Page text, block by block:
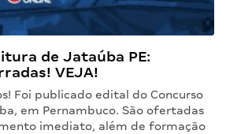
de Jataúba PE:
VEJA!
Foi publicado edital do Concurso
em Pernambuco. São ofertadas
imediato, além de formação